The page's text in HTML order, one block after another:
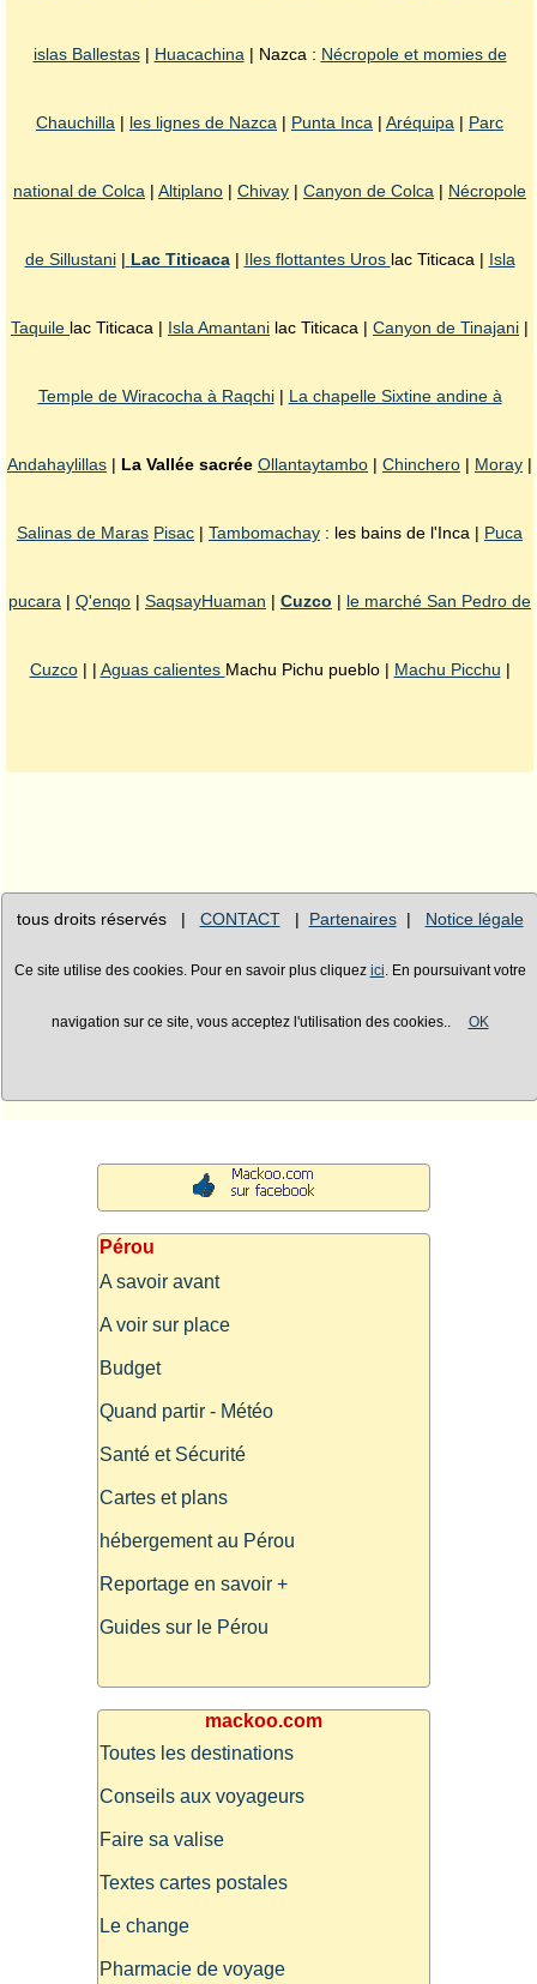
islas Ballestas| Huacachina | Nazca : Nécropole et momies de
Chauchilla | les lignes de Nazca | Punta Inca | Aréquipa | Parc
national de Colca | Altiplano | Chivay | Canyon de Colca | Nécropole
de Sillustani| Lac Titicaca| Iles flottantes Uros lac Titicaca | Isla
Taquile lac Titicaca | Isla Amantani lac Titicaca | Canyon de Tinajani |
Temple de Wiracocha à Raqchi| La chapelle Sixtine andine à
Andahaylillas | La Vallée sacrée Ollantaytambo | Chinchero | Moray |
Salinas de Maras Pisac | Tambomachay : les bains de l'Inca | Puca
pucara | Q'enqo | SaqsayHuaman | Cuzco | le marché San Pedro de
Cuzco| | Aguas calientes Machu Pichu pueblo | Machu Picchu |
tous droits réservés | CONTACT| Partenaires| Notice légale
Ce site utilise des cookies. Pour en savoir plus cliquez ici . En poursuivant votre
navigation sur ce site, vous acceptez l'utilisation des cookies.. OK
Pérou
A savoir avant
A voir sur place
Budget
Quand partir - Météo
Santé et Sécurité
Cartes et plans
hébergement au Pérou
Reportage en savoir +
Guides sur le Pérou
mackoo.com
Toutes les destinations
Conseils aux voyageurs
Faire sa valise
Textes cartes postales
Le change
Pharmacie de voyage